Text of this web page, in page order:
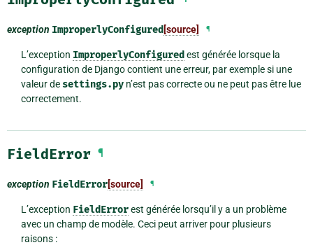
exception ImproperlyConfigured [source] ¶
L’exception ImproperlyConfiguredest générée lorsque la
configuration de Django contient une erreur, par exemple si une
valeur de settings.pyn’est pas correcte ou ne peut pas être lue
correctement.
FieldError ¶
exception FieldError[source] ¶
L’exception FieldErrorest générée lorsqu’il y a un problème
avec un champ de modèle. Ceci peut arriver pour plusieurs
raisons :